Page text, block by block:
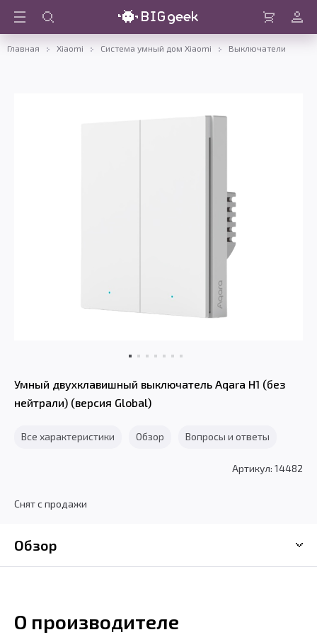
Войти
Главная Xiaomi Система умный дом Xiaomi Выключатели
Умный двухклавишный выключатель Aqara H1 (без
нейтрали) (версия Global)
Все характеристики Обзор Вопросы и ответы
Артикул: 14482
Снят с продажи
Обзор
О производителе